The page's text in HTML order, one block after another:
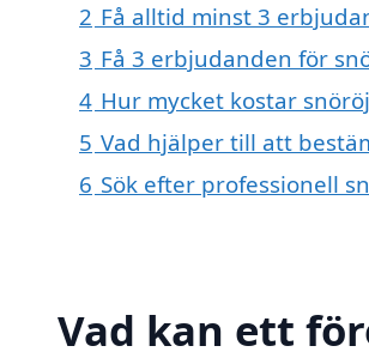
2 Få alltid minst 3
3 Få 3 erbjudanden för
4 Hur mycket kostar
5 Vad hjälper till att
6 Sök efter professionell
Vad kan ett